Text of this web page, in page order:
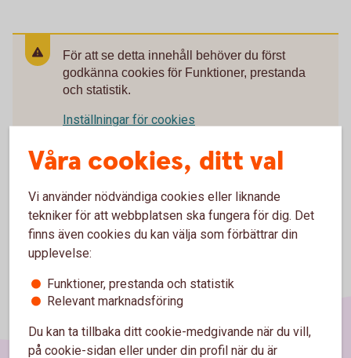
För att se detta innehåll behöver du först
godkänna cookies för Funktioner, prestanda
och statistik.
Inställningar för cookies
Våra cookies, ditt val
Vi använder nödvändiga cookies eller liknande
tekniker för att webbplatsen ska fungera för dig. Det
finns även cookies du kan välja som förbättrar din
upplevelse:
Funktioner, prestanda och statistik
Relevant marknadsföring
Du kan ta tillbaka ditt cookie-medgivande när du vill,
på cookie-sidan eller under din profil när du är